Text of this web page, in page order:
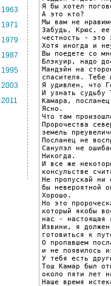
1963
1971
1979
1987
1995
2003
2011
Я бы хотел
А это кто?
Мы вам не
Забудь, Крюс, ее
честность - это
Хотя иногда и
Вы поедете со
Блэкуир, надо
Мандэйн на
спасителя. Тебе
Я удивлен, что
И узнать судьбу
Камара,
Ясно.
Что там
Пророчества
земель
Посланец не
Санулэл не
Никогда.
И все же
консульстве
Не пропускай ни
бы невероятной
Хорошо.
Но это
который якобы
нас - настоящая
Извини, я должен
готовиться к
О пропавшем
и не появилось
У тебя есть
Тош Камар был
около пяти лет
Наше время